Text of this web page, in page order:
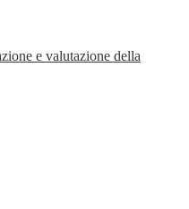
e valutazione della